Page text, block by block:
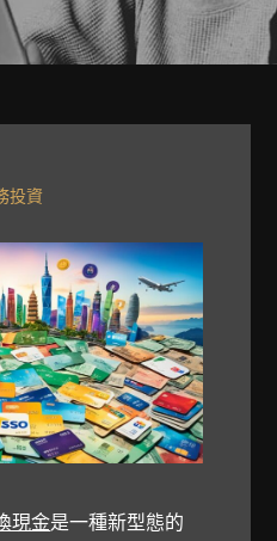
投資
現金是一種新型態的